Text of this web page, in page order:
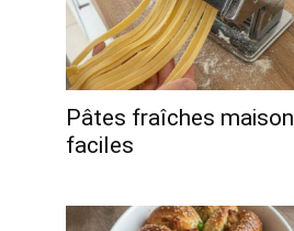
Pâtes fraîches maison
faciles